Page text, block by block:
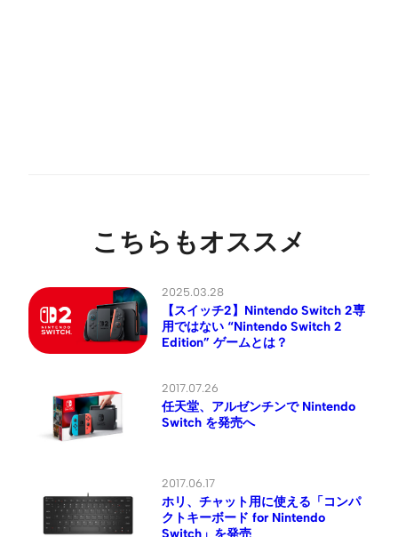
こちらもオススメ
2025.03.28
【スイッチ2】Nintendo Switch 2専
用ではない “Nintendo Switch 2
Edition” ゲームとは？
2017.07.26
任天堂、アルゼンチンで Nintendo
Switch を発売へ
2017.06.17
ホリ、チャット用に使える「コンパ
クトキーボード for Nintendo
Switch」を発売